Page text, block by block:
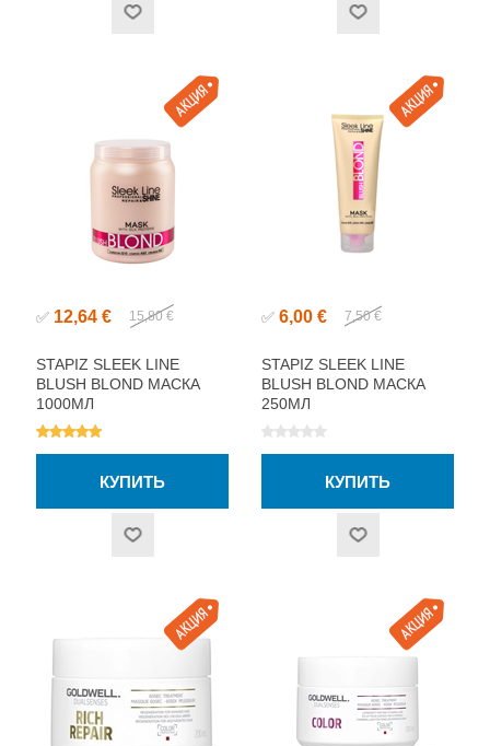
✅ 12,64 € 15,80 €
STAPIZ SLEEK LINE
BLUSH BLOND МАСКА
1000МЛ
✅ 6,00 € 7,50 €
STAPIZ SLEEK LINE
BLUSH BLOND МАСКА
250МЛ